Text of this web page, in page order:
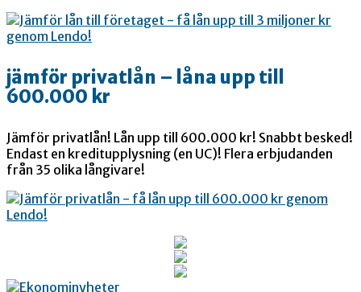
jämför privatlån – låna upp till
600.000 kr
Jämför privatlån! Lån upp till 600.000 kr! Snabbt besked!
Endast en kreditupplysning (en UC)! Flera erbjudanden
från 35 olika långivare!